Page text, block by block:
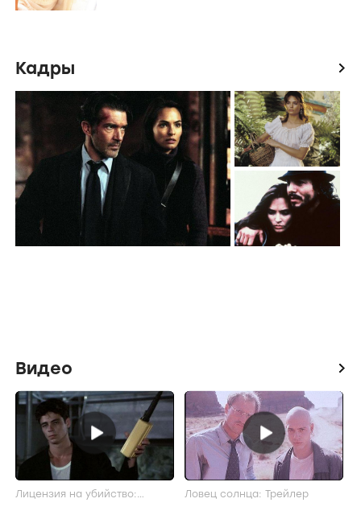
Кадры icon
Видео icon
Лицензия на убийство:
Ловец солнца: Трейлер